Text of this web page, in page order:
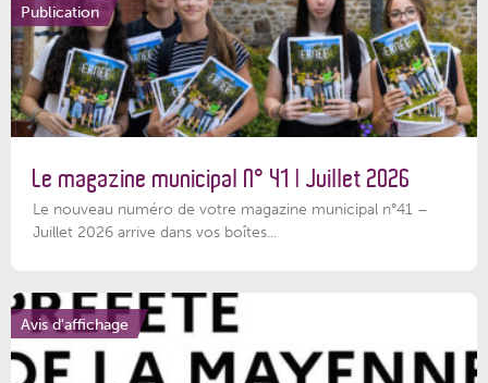
Publication
Le magazine municipal N° 41 | Juillet 2026
Le nouveau numéro de votre magazine municipal n°41 –
Juillet 2026 arrive dans vos boîtes...
Avis d'affichage